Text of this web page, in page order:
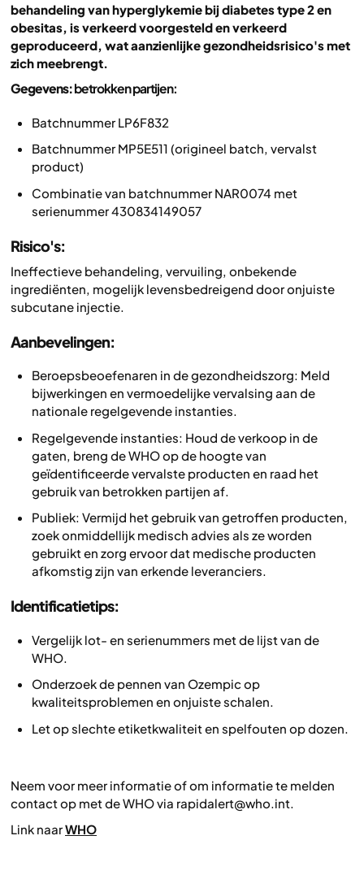
behandeling van hyperglykemie bij diabetes type 2 en
obesitas, is verkeerd voorgesteld en verkeerd
geproduceerd, wat aanzienlijke gezondheidsrisico's met
zich meebrengt.
Gegevens:betrokken partijen:
Batchnummer LP6F832
Batchnummer MP5E511 (origineel batch, vervalst
product)
Combinatie van batchnummer NAR0074 met
serienummer 430834149057
Risico's:
Ineffectieve behandeling, vervuiling, onbekende
ingrediënten, mogelijk levensbedreigend door onjuiste
subcutane injectie.
Aanbevelingen:
Beroepsbeoefenaren in de gezondheidszorg: Meld
bijwerkingen en vermoedelijke vervalsing aan de
nationale regelgevende instanties.
Regelgevende instanties: Houd de verkoop in de
gaten, breng de WHO op de hoogte van
geïdentificeerde vervalste producten en raad het
gebruik van betrokken partijen af.
Publiek: Vermijd het gebruik van getroffen producten,
zoek onmiddellijk medisch advies als ze worden
gebruikt en zorg ervoor dat medische producten
afkomstig zijn van erkende leveranciers.
Identificatietips:
Vergelijk lot- en serienummers met de lijst van de
WHO.
Onderzoek de pennen van Ozempic op
kwaliteitsproblemen en onjuiste schalen.
Let op slechte etiketkwaliteit en spelfouten op dozen.
Neem voor meer informatie of om informatie te melden
contact op met de WHO via rapidalert@who.int.
Link naarWHO